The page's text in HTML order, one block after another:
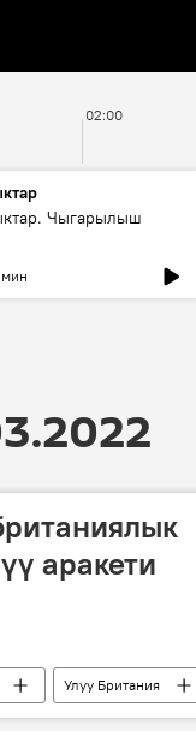
02:00
Чыгарылыш
аракети
Улуу Британия
Бен Уоллес